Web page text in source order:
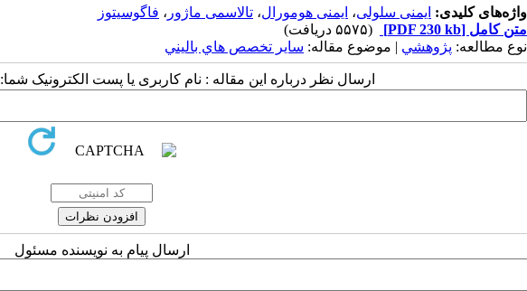
واژه‌های کلیدی: ایمنی سلولی، ایمنی هومورال، تالاسمی ماژور ، فاگوسیتوز
متن کامل [PDF 230 kb]
(۵۵۷۵ دریافت)
نوع مطالعه: پژوهشي | موضوع مقاله: سایر تخصص هاي باليني
ارسال نظر درباره این مقاله : نام کاربری یا پست الکترونیک شما:
ارسال پیام به نویسنده مسئول